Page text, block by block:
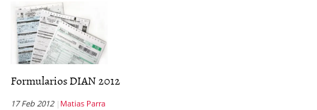
Formularios DIAN 2012
17 Feb 2012 Matias Parra